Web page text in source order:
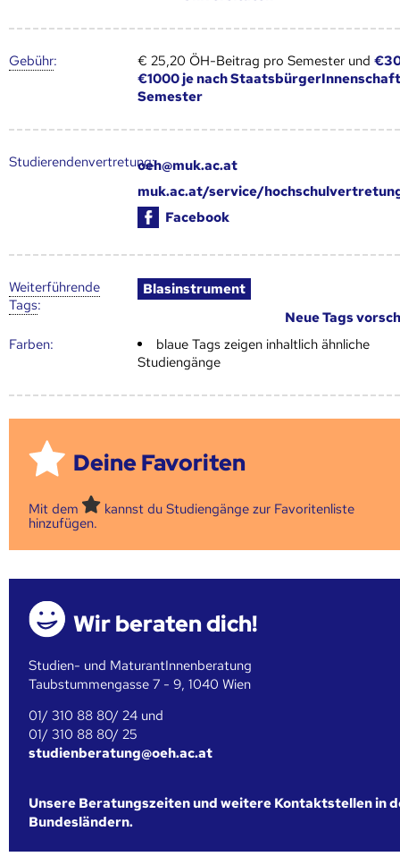
Gebühr: € 25,20 ÖH-Beitrag pro Semester und
€1000 je nach
Semester
Studierendenvertretung:oeh@muk.ac.at
muk.ac.at/service/
Facebook
Weiter­führende
Tags:
Blasinstrument
Neue Tags
Farben:
blaue Tags zeigen inhaltlich ähnliche
Studiengänge
Deine Favoriten
Mit dem
kannst du Studiengänge zur Favoritenliste
hinzufügen.
Wir beraten dich!
Studien- und MaturantInnenberatung
Taubstummengasse 7 - 9, 1040 Wien
01/ 310 88 80/ 24 und
01/ 310 88 80/ 25
studienberatung@oeh.ac.at
Unsere Beratungszeiten und weitere Kontaktstellen in
Bundesländern.